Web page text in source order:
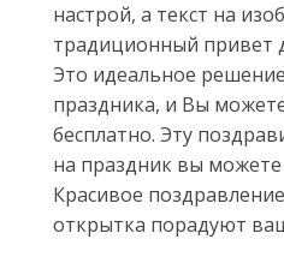
настрой, а текст на
традиционный привет
Это идеальное
праздника, и Вы
бесплатно. Эту
на праздник вы можете
Красивое
открытка порадуют